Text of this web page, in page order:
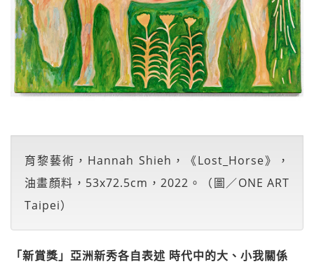
育黎藝術，Hannah Shieh，《Lost_Horse》，
油畫顏料，53x72.5cm，2022。（圖／ONE ART
Taipei）
「新賞獎」亞洲新秀各自表述 時代中的大、小我關係